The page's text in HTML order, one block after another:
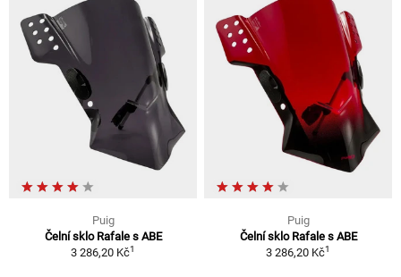
Puig
Čelní sklo Rafale s ABE
3 286,20 Kč1
Puig
Čelní sklo Rafale s ABE
3 286,20 Kč1